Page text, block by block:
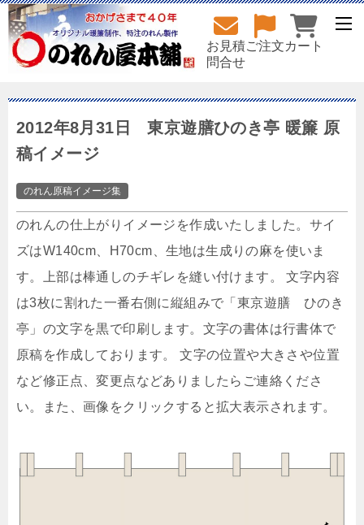
お見積
問合せ
ご注文カート
2012年8月31日 東京遊膳ひのき亭 暖簾 原
稿イメージ
のれん原稿イメージ集
のれんの仕上がりイメージを作成いたしました。サイ
ズはW140cm、H70cm、生地は生成りの麻を使いま
す。上部は棒通しのチギレを縫い付けます。 文字内容
は3枚に割れた一番右側に縦組みで「東京遊膳 ひのき
亭」の文字を黒で印刷します。文字の書体は行書体で
原稿を作成しております。 文字の位置や大きさや位置
など修正点、変更点などありましたらご連絡くださ
い。また、画像をクリックすると拡大表示されます。